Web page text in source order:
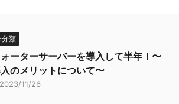
分類
ーターサーバーを導入して半年！〜
のメリットについて〜
2023/11/26